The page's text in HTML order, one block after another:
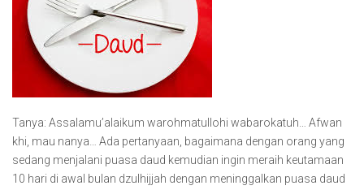
Tanya: Assalamu’alaikum warohmatullohi wabarokatuh… Afwan
khi, mau nanya… Ada pertanyaan, bagaimana dengan orang yang
sedang menjalani puasa daud kemudian ingin meraih keutamaan
10 hari di awal bulan dzulhijjah dengan meninggalkan puasa daud